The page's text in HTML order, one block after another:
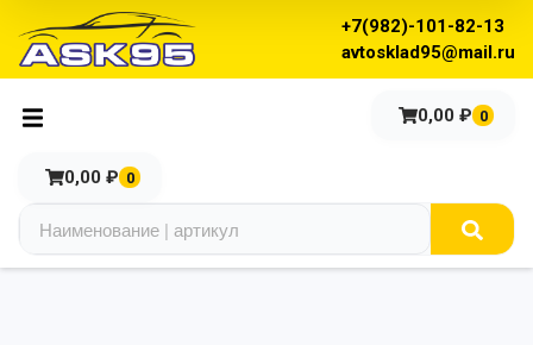
+7(982)-101-82-13
avtosklad95@mail.ru
0,00 ₽ 0
0,00 ₽ 0